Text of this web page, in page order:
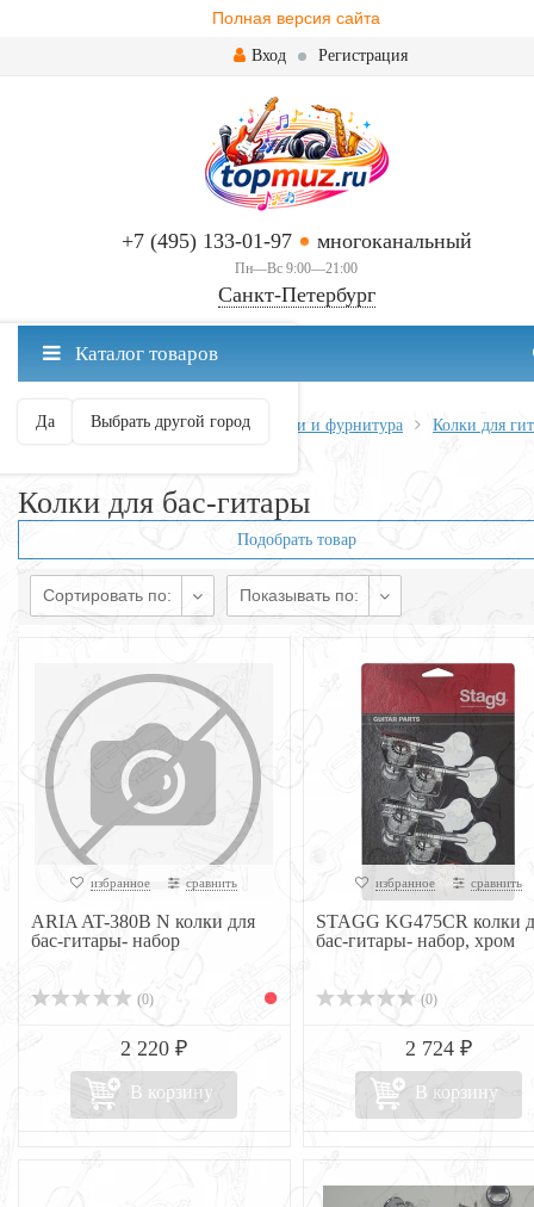
Полная версия сайта
Вход Регистрация
+7 (495) 133-01-97 многоканальный
Пн—Вс 9:00—21:00
Санкт-Петербург
Санкт-Петербург ваш город?
Да Выбрать другой город
Каталог товаров
Главная Всё для гитары Запчасти и фурнитура
Колки для
Колки для бас-гитары
Подобрать товар
Сортировать по: Показывать по:
избранное сравнить
ARIA AT-380B N колки для
бас-гитары- набор
(0)
2 220 ₽
В корзину
избранное сравнить
STAGG KG475CR колки
бас-гитары- набор, хром
(0)
2 724 ₽
В корзину